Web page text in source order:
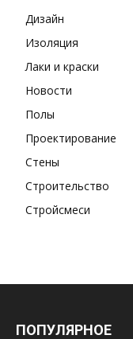
Дизайн
Изоляция
Лаки и краски
Новости
Полы
Проектирование
Стены
Строительство
Стройсмеси
ПОПУЛЯРНОЕ